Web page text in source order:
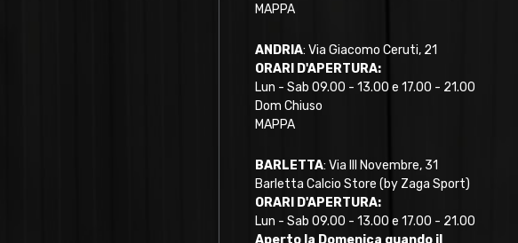
MAPPA
ANDRIA: Via Giacomo Ceruti, 21
ORARI D'APERTURA:
Lun - Sab 09.00 - 13.00 e 17.00 - 21.00
Dom Chiuso
MAPPA
BARLETTA: Via III Novembre, 31
Barletta Calcio Store (by Zaga Sport)
ORARI D'APERTURA:
Lun - Sab 09.00 - 13.00 e 17.00 - 21.00
Aperto la Domenica quando il